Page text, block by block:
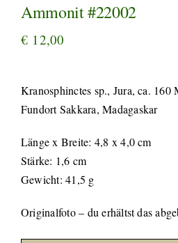
Ammonit #22002
€ 12,00
Kranosphinctes sp., Jura, ca. 160
Fundort Sakkara, Madagaskar
Länge x Breite: 4,8 x 4,0 cm
Stärke: 1,6 cm
Gewicht: 41,5 g
Originalfoto – du erhältst das